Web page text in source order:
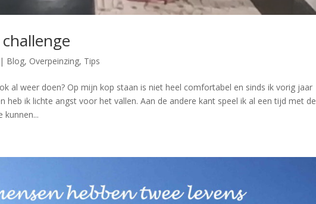
| Blog, Overpeinzing, Tips
al weer doen? Op mijn kop staan is niet heel comfortabel en sinds ik vorig jaar
heb ik lichte angst voor het vallen. Aan de andere kant speel ik al een tijd met de
kunnen...